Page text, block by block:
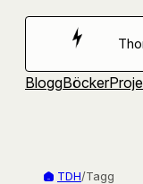
Hoppa
BloggBöcker
TDH/Tagg